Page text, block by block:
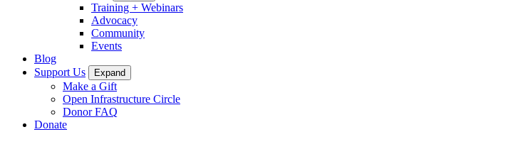
Training + Webinars
Advocacy
Community
Events
Blog
Support Us
Expand
Make a Gift
Open Infrastructure Circle
Donor FAQ
Donate